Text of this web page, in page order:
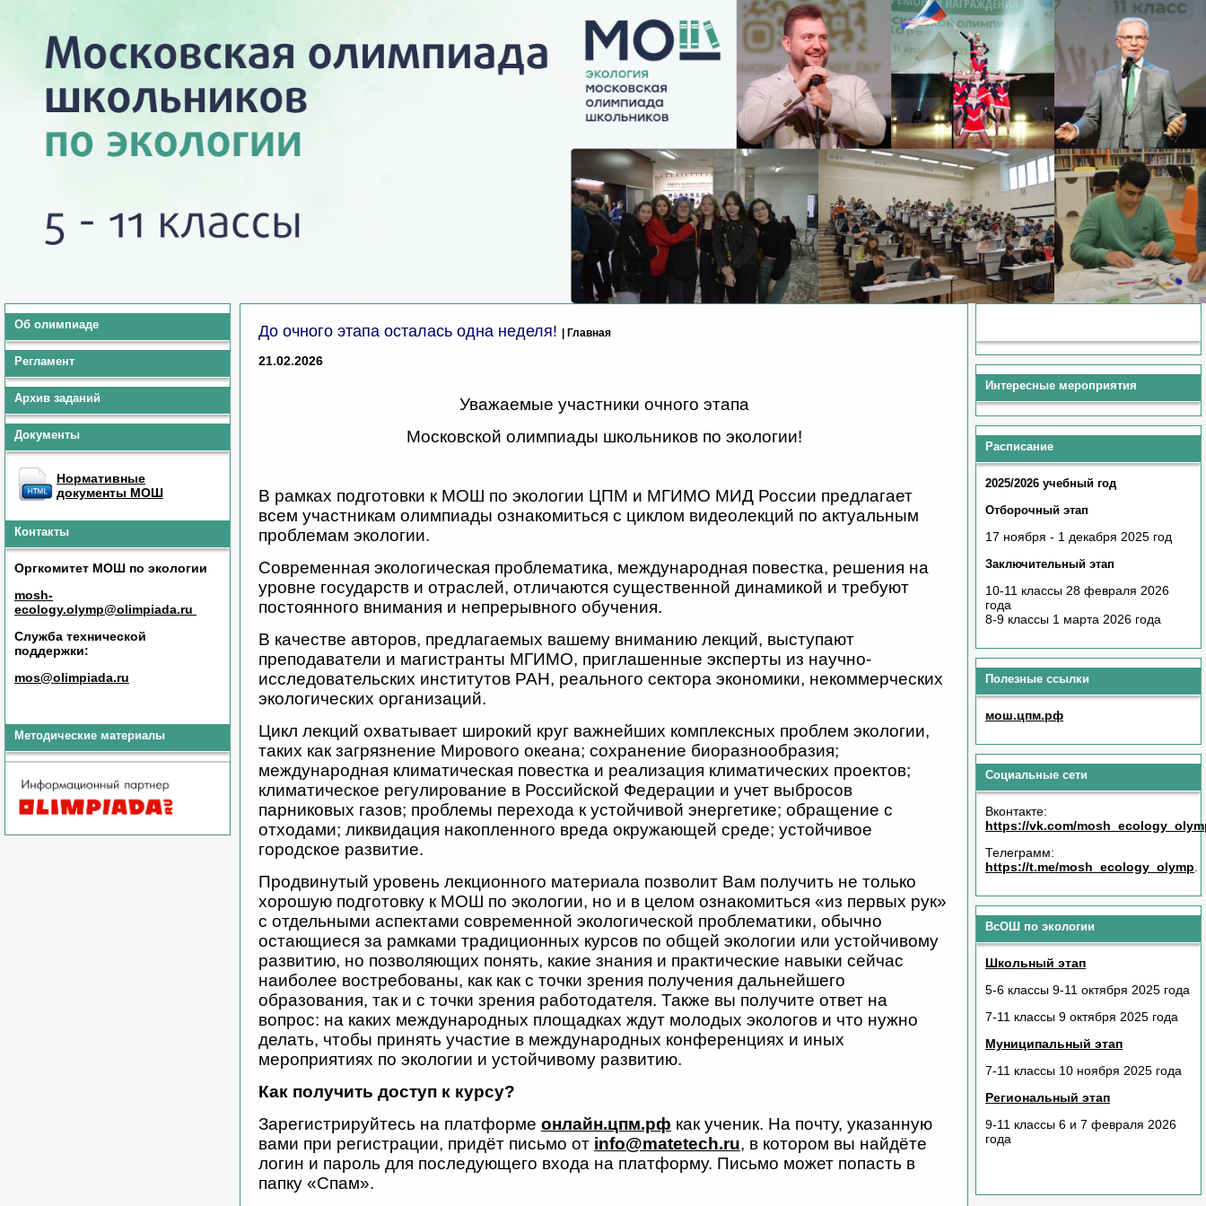
Об олимпиаде
Регламент
Архив заданий
Документы
Нормативные
документы МОШ
Контакты
Оргкомитет МОШ по экологии
mosh-
ecology.olymp@olimpiada.ru
Служба технической
поддержки:
mos@olimpiada.ru
Методические материалы
До очного этапа осталась одна неделя! | Главная
21.02.2026
Уважаемые участники очного этапа
Московской олимпиады школьников по экологии!
В рамках подготовки к МОШ по экологии ЦПМ и МГИМО МИД России предлагает
всем участникам олимпиады ознакомиться с циклом видеолекций по актуальным
проблемам экологии.
Современная экологическая проблематика, международная повестка, решения на
уровне государств и отраслей, отличаются существенной динамикой и требуют
постоянного внимания и непрерывного обучения.
В качестве авторов, предлагаемых вашему вниманию лекций, выступают
преподаватели и магистранты МГИМО, приглашенные эксперты из научно-
исследовательских институтов РАН, реального сектора экономики, некоммерческих
экологических организаций.
Цикл лекций охватывает широкий круг важнейших комплексных проблем экологии,
таких как загрязнение Мирового океана; сохранение биоразнообразия;
международная климатическая повестка и реализация климатических проектов;
климатическое регулирование в Российской Федерации и учет выбросов
парниковых газов; проблемы перехода к устойчивой энергетике; обращение с
отходами; ликвидация накопленного вреда окружающей среде; устойчивое
городское развитие.
Продвинутый уровень лекционного материала позволит Вам получить не только
хорошую подготовку к МОШ по экологии, но и в целом ознакомиться «из первых рук»
с отдельными аспектами современной экологической проблематики, обычно
остающиеся за рамками традиционных курсов по общей экологии или устойчивому
развитию, но позволяющих понять, какие знания и практические навыки сейчас
наиболее востребованы, как как с точки зрения получения дальнейшего
образования, так и с точки зрения работодателя. Также вы получите ответ на
вопрос: на каких международных площадках ждут молодых экологов и что нужно
делать, чтобы принять участие в международных конференциях и иных
мероприятиях по экологии и устойчивому развитию.
Как получить доступ к курсу?
Зарегистрируйтесь на платформе онлайн.цпм.рф как ученик. На почту, указанную
вами при регистрации, придёт письмо от info@matetech.ru, в котором вы найдёте
логин и пароль для последующего входа на платформу. Письмо может попасть в
папку «Спам».
Интересные мероприятия
Расписание
2025/2026 учебный год
Отборочный этап
17 ноября - 1 декабря 2025 год
Заключительный этап
10-11 классы 28 февраля 2026
года
8-9 классы 1 марта 2026 года
Полезные ссылки
мош.цпм.рф
Социальные сети
Вконтакте:
https://vk.com/
Телеграмм:
https://t.me/mosh_ecology_olymp
ВсОШ по экологии
Школьный этап
5-6 классы 9-11 октября 2025 года
7-11 классы 9 октября 2025 года
Муниципальный этап
7-11 классы 10 ноября 2025 года
Региональный этап
9-11 классы 6 и 7 февраля 2026
года